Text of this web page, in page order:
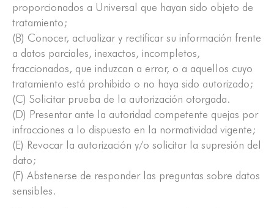
proporcionados a Universal que hayan sido objeto de
tratamiento;
(B) Conocer, actualizar y rectificar su información frente
a datos parciales, inexactos, incompletos,
fraccionados, que induzcan a error, o a aquellos cuyo
tratamiento está prohibido o no haya sido autorizado;
(C) Solicitar prueba de la autorización otorgada.
(D) Presentar ante la autoridad competente quejas por
infracciones a lo dispuesto en la normatividad vigente;
(E) Revocar la autorización y/o solicitar la supresión del
dato;
(F) Abstenerse de responder las preguntas sobre datos
sensibles.